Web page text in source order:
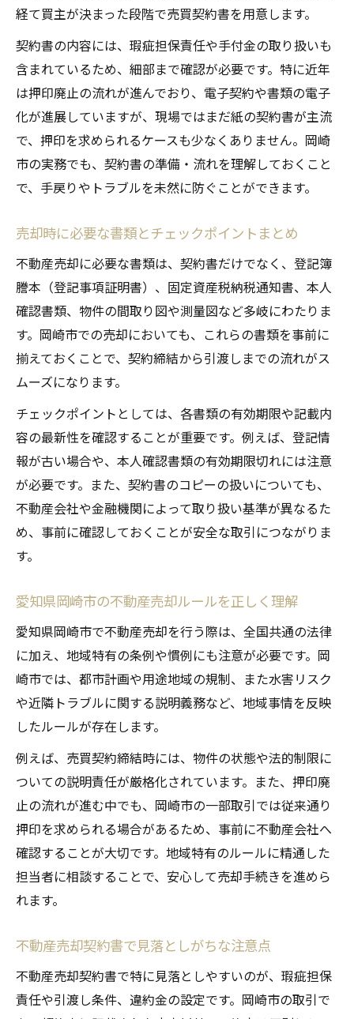
売却契約書のコピー保存とリスク回避策
書類管理で不動産売却トラブルを防ぐ方法
契約書を入手する最適なプロセスを解説
不動産売却契約書の入手方法と注意点
売却活動前に確認すべき契約書手順
契約書入手時の不動産業者との連携術
不動産売却で重要な書類の受け取り流れ
必要書類が揃うまでにすべき準備とは
重要事項説明と添付書類の全知識を身につける
不動産売却時の重要事項説明の基本を理解
添付書類の種類と役割を詳しく解説
売却契約書で求められる添付書類一覧
重要事項説明で注意すべきポイント
不動産売却で必要な追加書類の全体像
経て買主が決まった段階で売買契約書を用意します。
契約書の内容には、瑕疵担保責任や手付金の取り扱いも
含まれているため、細部まで確認が必要です。特に近年
は押印廃止の流れが進んでおり、電子契約や書類の電子
化が進展していますが、現場ではまだ紙の契約書が主流
で、押印を求められるケースも少なくありません。岡崎
市の実務でも、契約書の準備・流れを理解しておくこと
で、手戻りやトラブルを未然に防ぐことができます。
売却時に必要な書類とチェックポイントまとめ
不動産売却に必要な書類は、契約書だけでなく、登記簿
謄本（登記事項証明書）、固定資産税納税通知書、本人
確認書類、物件の間取り図や測量図など多岐にわたりま
す。岡崎市での売却においても、これらの書類を事前に
揃えておくことで、契約締結から引渡しまでの流れがス
ムーズになります。
チェックポイントとしては、各書類の有効期限や記載内
容の最新性を確認することが重要です。例えば、登記情
報が古い場合や、本人確認書類の有効期限切れには注意
が必要です。また、契約書のコピーの扱いについても、
不動産会社や金融機関によって取り扱い基準が異なるた
め、事前に確認しておくことが安全な取引につながりま
す。
愛知県岡崎市の不動産売却ルールを正しく理解
愛知県岡崎市で不動産売却を行う際は、全国共通の法律
に加え、地域特有の条例や慣例にも注意が必要です。岡
崎市では、都市計画や用途地域の規制、また水害リスク
や近隣トラブルに関する説明義務など、地域事情を反映
したルールが存在します。
例えば、売買契約締結時には、物件の状態や法的制限に
ついての説明責任が厳格化されています。また、押印廃
止の流れが進む中でも、岡崎市の一部取引では従来通り
押印を求められる場合があるため、事前に不動産会社へ
確認することが大切です。地域特有のルールに精通した
担当者に相談することで、安心して売却手続きを進めら
れます。
不動産売却契約書で見落としがちな注意点
不動産売却契約書で特に見落としやすいのが、瑕疵担保
責任や引渡し条件、違約金の設定です。岡崎市の取引で